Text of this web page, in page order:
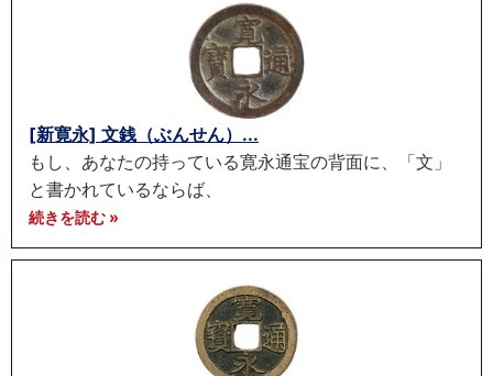
[新寛永] 文銭（ぶんせん）...
もし、あなたの持っている寛永通宝の背面に、「文」
と書かれているならば、
続きを読む »